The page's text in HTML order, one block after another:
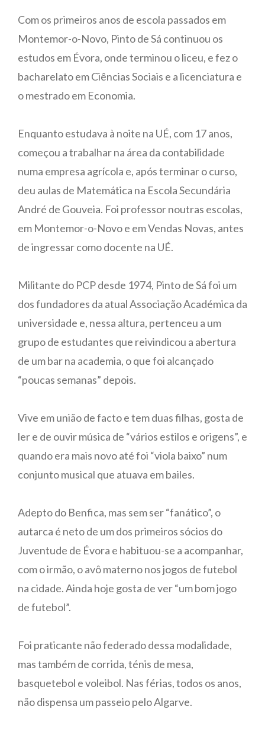
Com os primeiros anos de escola passados em
Montemor-o-Novo, Pinto de Sá continuou os
estudos em Évora, onde terminou o liceu, e fez o
bacharelato em Ciências Sociais e a licenciatura e
o mestrado em Economia.
Enquanto estudava à noite na UÉ, com 17 anos,
começou a trabalhar na área da contabilidade
numa empresa agrícola e, após terminar o curso,
deu aulas de Matemática na Escola Secundária
André de Gouveia. Foi professor noutras escolas,
em Montemor-o-Novo e em Vendas Novas, antes
de ingressar como docente na UÉ.
Militante do PCP desde 1974, Pinto de Sá foi um
dos fundadores da atual Associação Académica da
universidade e, nessa altura, pertenceu a um
grupo de estudantes que reivindicou a abertura
de um bar na academia, o que foi alcançado
“poucas semanas” depois.
Vive em união de facto e tem duas filhas, gosta de
ler e de ouvir música de “vários estilos e origens”, e
quando era mais novo até foi “viola baixo” num
conjunto musical que atuava em bailes.
Adepto do Benfica, mas sem ser “fanático”, o
autarca é neto de um dos primeiros sócios do
Juventude de Évora e habituou-se a acompanhar,
com o irmão, o avô materno nos jogos de futebol
na cidade. Ainda hoje gosta de ver “um bom jogo
de futebol”.
Foi praticante não federado dessa modalidade,
mas também de corrida, ténis de mesa,
basquetebol e voleibol. Nas férias, todos os anos,
não dispensa um passeio pelo Algarve.